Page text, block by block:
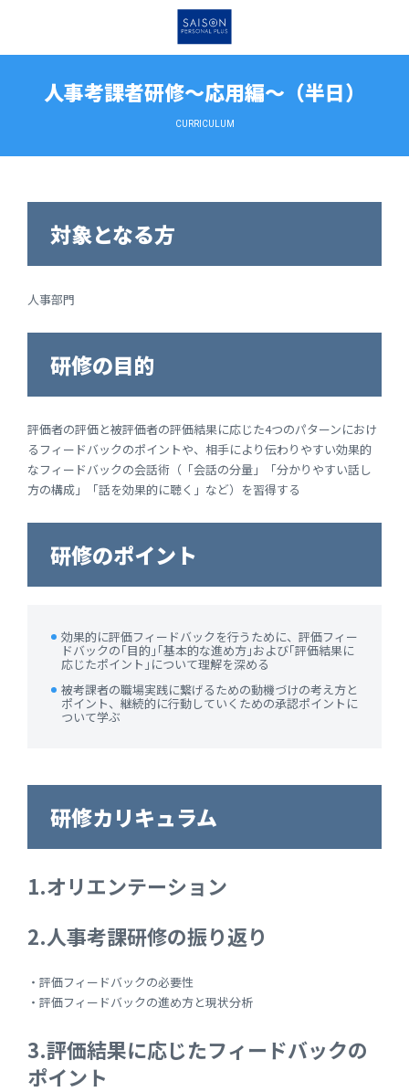
人事考課者研修～応用編～（半日）
CURRICULUM
対象となる方
人事部門
研修の目的
評価者の評価と被評価者の評価結果に応じた4つのパターンにおけ
るフィードバックのポイントや、相手により伝わりやすい効果的
なフィードバックの会話術（「会話の分量」「分かりやすい話し
方の構成」「話を効果的に聴く」など）を習得する
研修のポイント
効果的に評価フィードバックを行うために、評価フィー
ドバックの｢目的｣｢基本的な進め方｣および｢評価結果に
応じたポイント｣について理解を深める
被考課者の職場実践に繋げるための動機づけの考え方と
ポイント、継続的に行動していくための承認ポイントに
ついて学ぶ
研修カリキュラム
1.オリエンテーション
2.人事考課研修の振り返り
・評価フィードバックの必要性
・評価フィードバックの進め方と現状分析
3.評価結果に応じたフィードバックの
ポイント